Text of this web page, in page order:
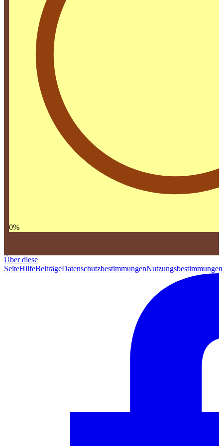
0%
Über diese
SeiteHilfeBeiträgeDatenschutzbestimmungenNutzungsbestimmungen